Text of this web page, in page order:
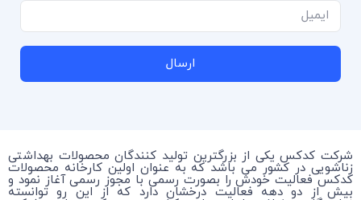
ارسال
شرکت کدکس یکی از بزرگترین تولید کنندگان محصولات بهداشتی
زناشویی در کشور می باشد که به عنوان اولین کارخانه محصولات
کدکس فعالیت خودش را بصورت رسمی با مجوز رسمی آغاز نمود و
بیش از دو دهه فعالیت درخشان دارد که از این رو توانسته